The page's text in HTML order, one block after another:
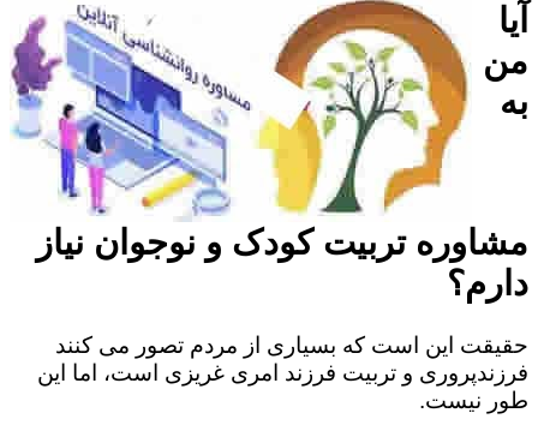
آیا
من
به
مشاوره تربیت کودک و نوجوان نیاز
دارم؟
حقیقت این است که بسیاری از مردم تصور می کنند
فرزندپروری و تربیت فرزند امری غریزی است، اما این
طور نیست.